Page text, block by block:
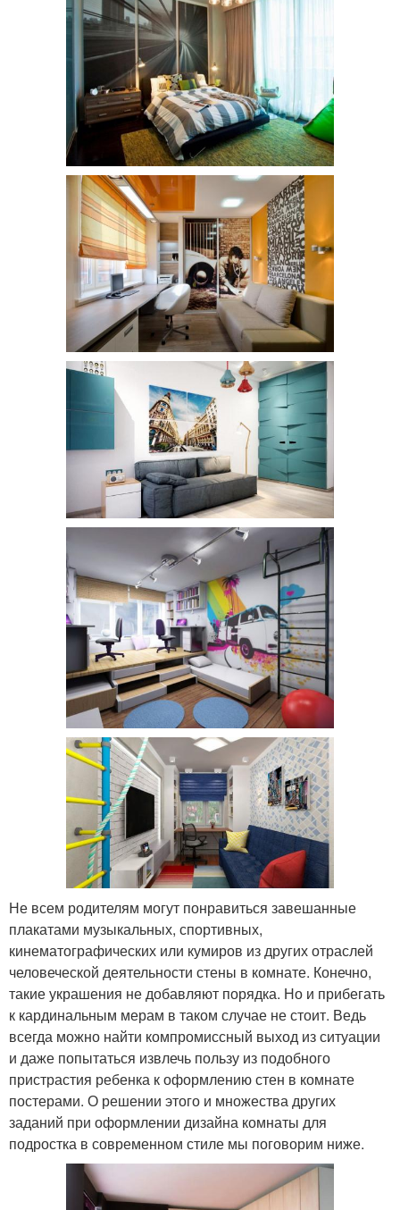
Не всем родителям могут понравиться завешанные
плакатами музыкальных, спортивных,
кинематографических или кумиров из других отраслей
человеческой деятельности стены в комнате. Конечно,
такие украшения не добавляют порядка. Но и прибегать
к кардинальным мерам в таком случае не стоит. Ведь
всегда можно найти компромиссный выход из ситуации
и даже попытаться извлечь пользу из подобного
пристрастия ребенка к оформлению стен в комнате
постерами. О решении этого и множества других
заданий при оформлении дизайна комнаты для
подростка в современном стиле мы поговорим ниже.